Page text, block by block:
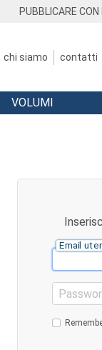
PUBBLICARE CON
chi siamo contatti
VOLUMI
Email